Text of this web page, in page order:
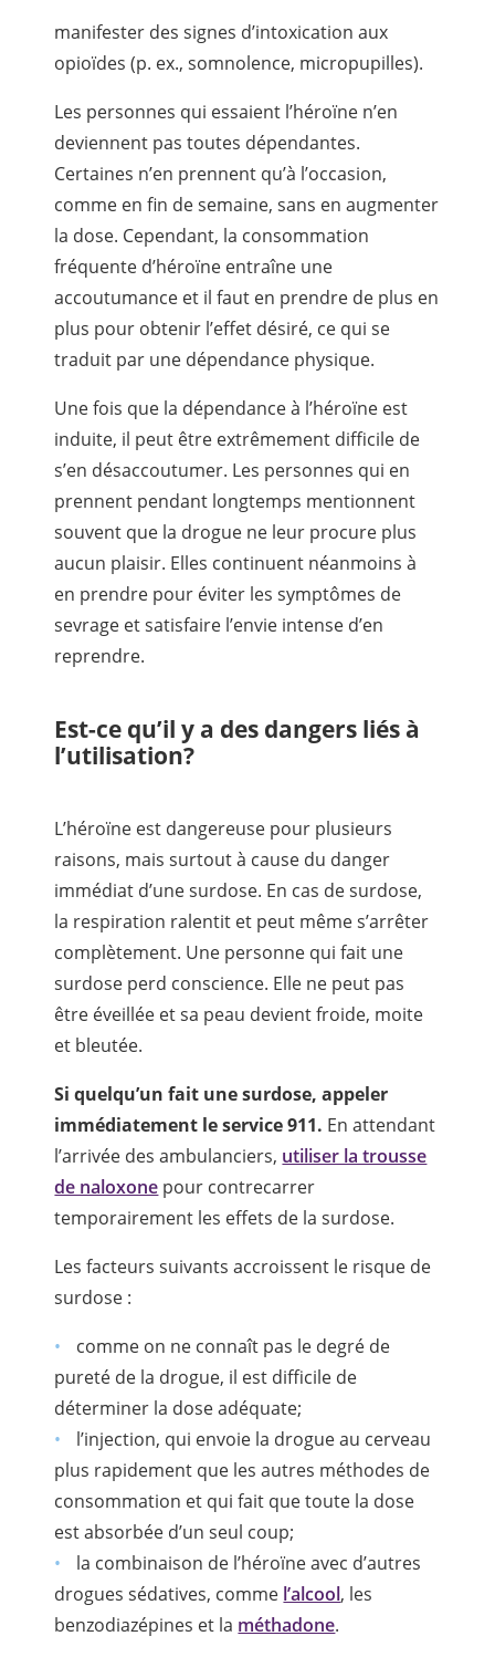
manifester des signes d’intoxication aux
opioïdes (p. ex., somnolence, micropupilles).
Les personnes qui essaient l’héroïne n’en
deviennent pas toutes dépendantes.
Certaines n’en prennent qu’à l’occasion,
comme en fin de semaine, sans en augmenter
la dose. Cependant, la consommation
fréquente d’héroïne entraîne une
accoutumance et il faut en prendre de plus en
plus pour obtenir l’effet désiré, ce qui se
traduit par une dépendance physique.
Une fois que la dépendance à l’héroïne est
induite, il peut être extrêmement difficile de
s’en désaccoutumer. Les personnes qui en
prennent pendant longtemps mentionnent
souvent que la drogue ne leur procure plus
aucun plaisir. Elles continuent néanmoins à
en prendre pour éviter les symptômes de
sevrage et satisfaire l’envie intense d’en
reprendre.
Est-ce qu’il y a des dangers liés à
l’utilisation?
L’héroïne est dangereuse pour plusieurs
raisons, mais surtout à cause du danger
immédiat d’une surdose. En cas de surdose,
la respiration ralentit et peut même s’arrêter
complètement. Une personne qui fait une
surdose perd conscience. Elle ne peut pas
être éveillée et sa peau devient froide, moite
et bleutée.
Si quelqu’un fait une surdose, appeler
immédiatement le service 911. En attendant
l’arrivée des ambulanciers, utiliser la trousse
de naloxone pour contrecarrer
temporairement les effets de la surdose.
Les facteurs suivants accroissent le risque de
surdose :
comme on ne connaît pas le degré de
pureté de la drogue, il est difficile de
déterminer la dose adéquate;
l’injection, qui envoie la drogue au cerveau
plus rapidement que les autres méthodes de
consommation et qui fait que toute la dose
est absorbée d’un seul coup;
la combinaison de l’héroïne avec d’autres
drogues sédatives, comme l’alcool, les
benzodiazépines et la méthadone.